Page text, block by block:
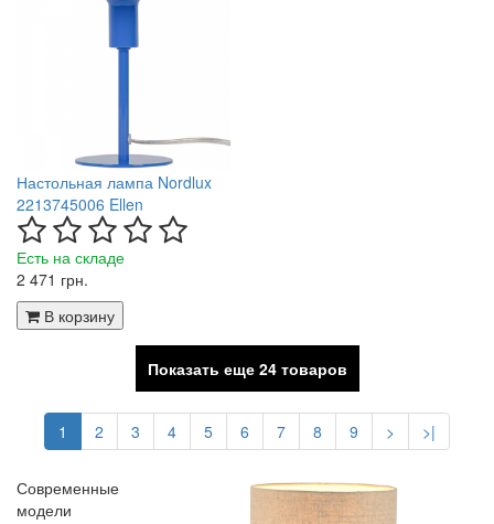
Настольная лампа Nordlux
2213745006 Ellen
Есть на складе
2 471 грн.
В корзину
Показать еще 24 товаров
1 2 3 4 5 6 7 8 9 > >|
Современные
модели